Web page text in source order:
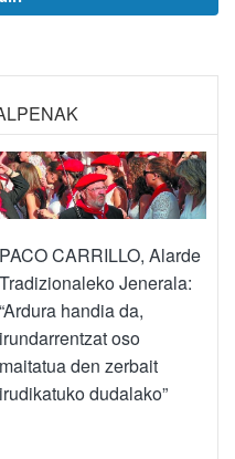
PACO CARRILLO, Alarde
Tradizionaleko Jenerala:
“Ardura handia da,
irundarrentzat oso
maitatua den zerbait
irudikatuko dudalako”